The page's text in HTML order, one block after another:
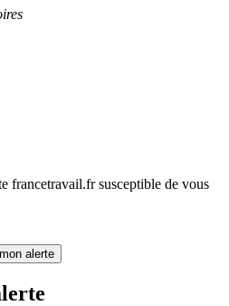
francetravail.fr susceptible de vous
alerte